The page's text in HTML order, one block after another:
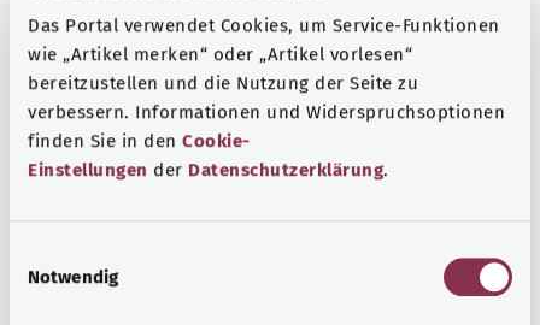
Das Portal verwendet Cookies, um Service-Funktionen
wie „Artikel merken“ oder „Artikel vorlesen“
bereitzustellen und die Nutzung der Seite zu
verbessern. Informationen und Widerspruchsoptionen
finden Sie in den Cookie-
Einstellungen der Datenschutzerklärung.
Notwendig
Nummern für den Notfall
Krisen und Vergiftungen helfen können.